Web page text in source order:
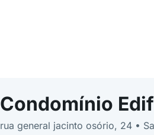
Condomínio
rua general jacinto osório, 24 •